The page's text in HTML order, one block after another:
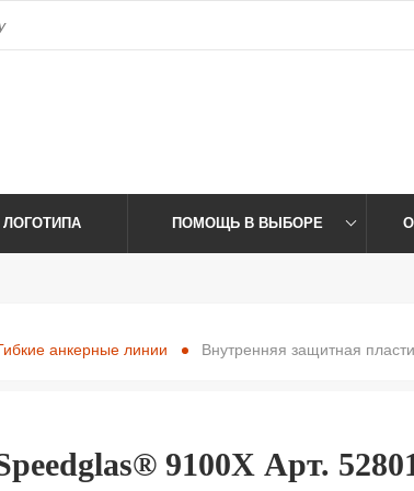
ПОМОЩЬ В ВЫБОРЕ
анкерные линии Внутренняя защитная
9100X Арт.